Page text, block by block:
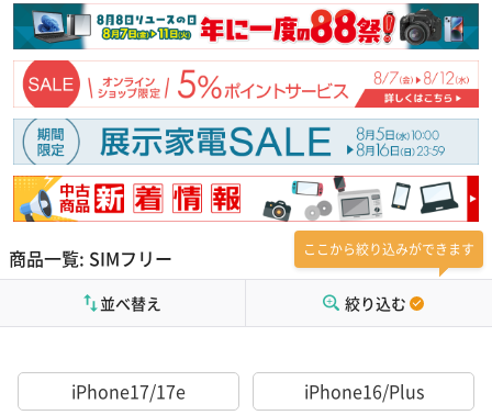
商品一覧: SIMフリー ここから絞り込みができます
絞り込む
並べ替え
iPhone17/17e iPhone16/Plus